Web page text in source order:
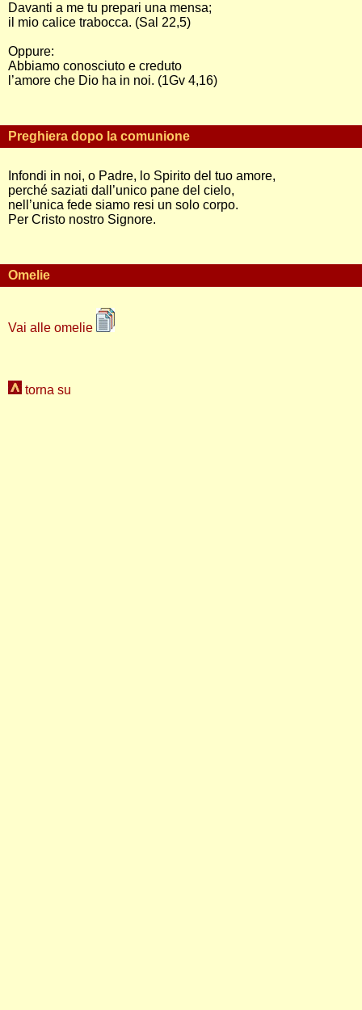
Davanti a me tu prepari una mensa;
il mio calice trabocca. (Sal 22,5)
Oppure:
Abbiamo conosciuto e creduto
l’amore che Dio ha in noi. (1Gv 4,16)
Preghiera dopo la comunione
Infondi in noi, o Padre, lo Spirito del tuo amore,
perché saziati dall’unico pane del cielo,
nell’unica fede siamo resi un solo corpo.
Per Cristo nostro Signore.
Omelie
Vai alle omelie
torna su